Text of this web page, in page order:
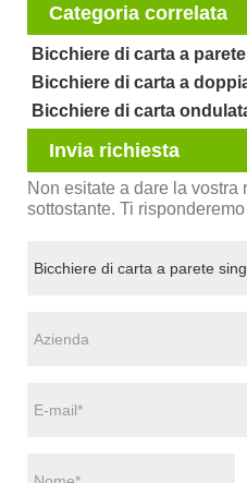
Categoria correlata
Bicchiere di carta a
Bicchiere di carta a
Bicchiere di carta
Invia richiesta
Non esitate a dare la vostra
sottostante. Ti